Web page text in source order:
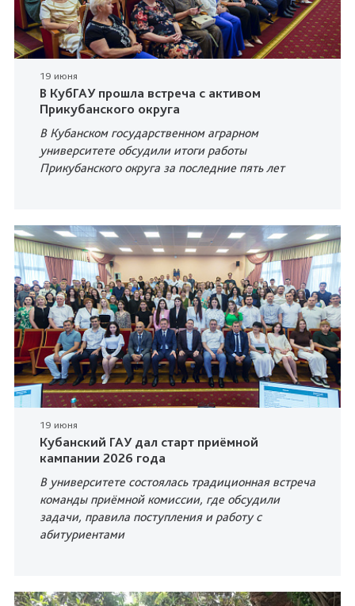
19 июня
В КубГАУ прошла встреча с активом
Прикубанского округа
В Кубанском государственном аграрном
университете обсудили итоги работы
Прикубанского округа за последние пять лет
19 июня
Кубанский ГАУ дал старт приёмной
кампании 2026 года
В университете состоялась традиционная встреча
команды приёмной комиссии, где обсудили
задачи, правила поступления и работу с
абитуриентами